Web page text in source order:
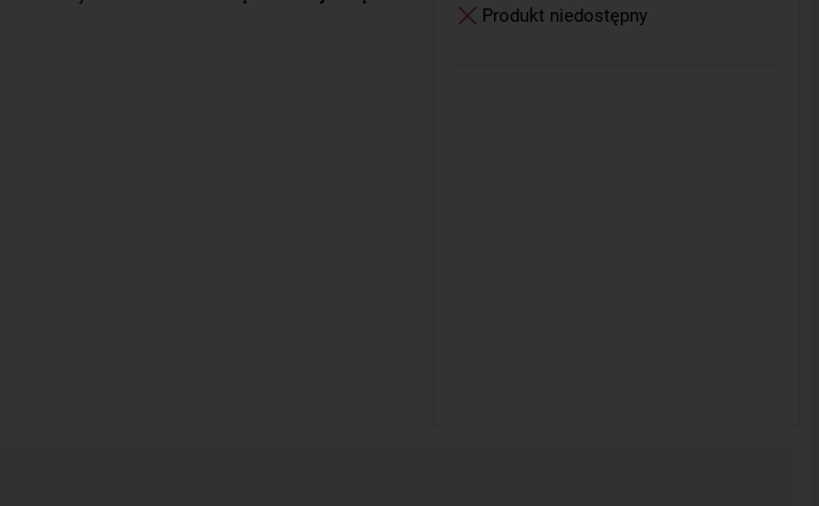
Produkt niedostępny